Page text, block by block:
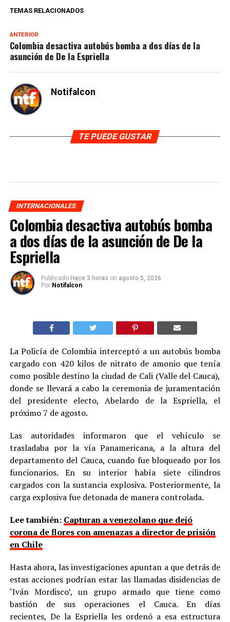
TEMAS RELACIONADOS
ANTERIOR
Colombia desactiva autobús bomba a dos días de la
asunción de De la Espriella
Notifalcon
TE PUEDE GUSTAR
INTERNACIONALES
Colombia desactiva autobús bomba
a dos días de la asunción de De la
Espriella
Publicado Hace 3 horas on agosto 5, 2026
Por Notifalcon
La Policía de Colombia interceptó a un autobús bomba
cargado con 420 kilos de nitrato de amonio que tenía
como posible destino la ciudad de Cali (Valle del Cauca),
donde se llevará a cabo la ceremonia de juramentación
del presidente electo, Abelardo de la Espriella, el
próximo 7 de agosto.
Las autoridades informaron que el vehículo se
trasladaba por la vía Panamericana, a la altura del
departamento del Cauca, cuando fue bloqueado por los
funcionarios. En su interior había siete cilindros
cargados con la sustancia explosiva. Posteriormente, la
carga explosiva fue detonada de manera controlada.
Lee también: Capturan a venezolano que dejó
corona de flores con amenazas a director de prisión
en Chile
Hasta ahora, las investigaciones apuntan a que detrás de
estas acciones podrían estar las llamadas disidencias de
‘Iván Mordisco’, un grupo armado que tiene como
bastión de sus operaciones el Cauca. En días
recientes, De la Espriella les ordenó a esa estructura